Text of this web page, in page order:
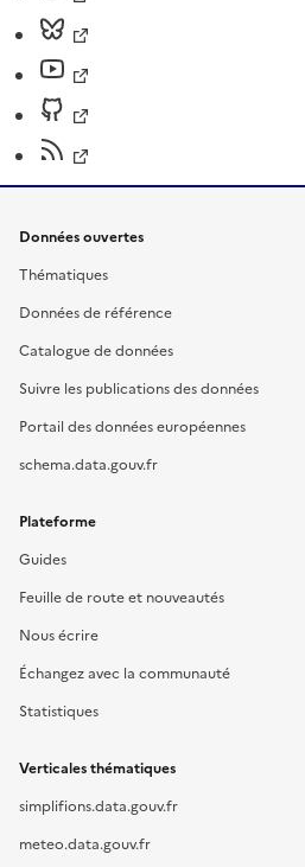
Données ouvertes
Thématiques
Données de référence
Catalogue de données
Suivre les publications des données
Portail des données européennes
schema.data.gouv.fr
Plateforme
Guides
Feuille de route et nouveautés
Nous écrire
Échangez avec la communauté
Statistiques
Verticales thématiques
simplifions.data.gouv.fr
meteo.data.gouv.fr